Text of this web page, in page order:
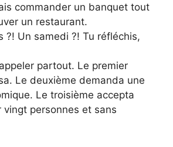
commander un banquet tout
un restaurant.
?! Un samedi ?! Tu réfléchis,
partout. Le premier
Le deuxième demanda une
Le troisième accepta
vingt personnes et sans